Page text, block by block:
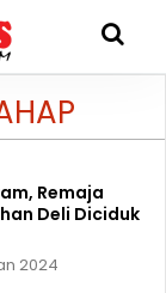
Remaja
Deli Diciduk
2024